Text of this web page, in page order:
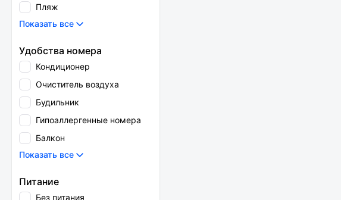
Пляж
Показать все
Удобства номера
Кондиционер
Очиститель воздуха
Будильник
Гипоаллергенные номера
Балкон
Показать все
Питание
Без питания